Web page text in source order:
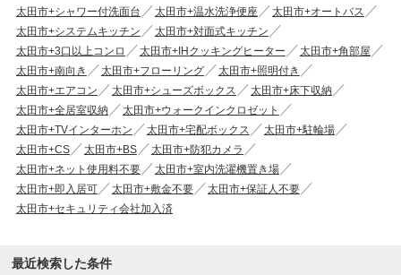
太田市+シャワー付洗面台
太田市+温水洗浄便座
太田市+オートバス
太田市+システムキッチン
太田市+対面式キッチン
太田市+3口以上コンロ
太田市+IHクッキングヒーター
太田市+角部屋
太田市+南向き
太田市+フローリング
太田市+照明付き
太田市+エアコン
太田市+シューズボックス
太田市+床下収納
太田市+全居室収納
太田市+ウォークインクロゼット
太田市+TVインターホン
太田市+宅配ボックス
太田市+駐輪場
太田市+CS
太田市+BS
太田市+防犯カメラ
太田市+ネット使用料不要
太田市+室内洗濯機置き場
太田市+即入居可
太田市+敷金不要
太田市+保証人不要
太田市+セキュリティ会社加入済
最近検索した条件